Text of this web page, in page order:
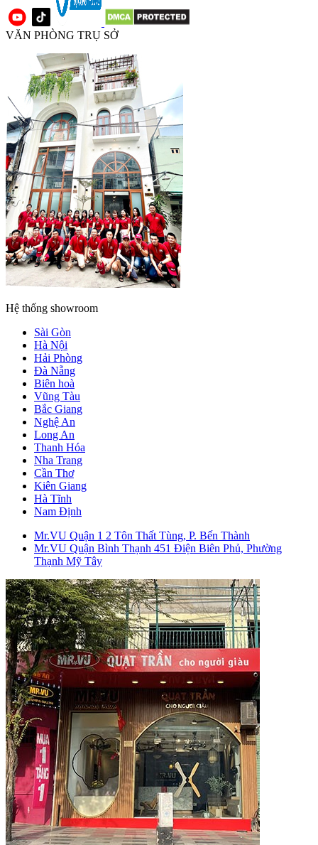
VĂN PHÒNG TRỤ SỞ
Hệ thống showroom
Sài Gòn
Hà Nội
Hải Phòng
Đà Nẵng
Biên hoà
Vũng Tàu
Bắc Giang
Nghệ An
Long An
Thanh Hóa
Nha Trang
Cần Thơ
Kiên Giang
Hà Tĩnh
Nam Định
Mr.VU Quận 1 2 Tôn Thất Tùng, P. Bến Thành
Mr.VU Quận Bình Thạnh 451 Điện Biên Phủ, Phường
Thạnh Mỹ Tây